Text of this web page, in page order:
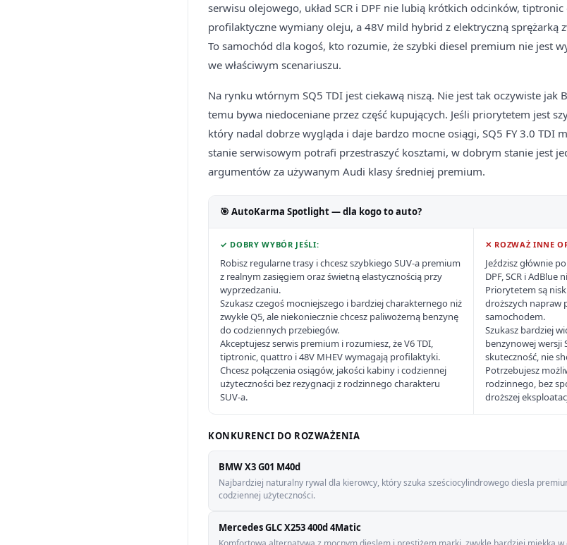
serwisu olejowego, układ SCR i DPF nie lubią krótkich odcinków,
profilaktyczne wymiany oleju, a 48V mild hybrid z elektryczną sprężarką
To samochód dla kogoś, kto rozumie, że szybki diesel premium nie jest
we właściwym scenariuszu.
Na rynku wtórnym SQ5 TDI jest ciekawą niszą. Nie jest tak oczywiste jak
temu bywa niedoceniane przez część kupujących. Jeśli priorytetem jest
który nadal dobrze wygląda i daje bardzo mocne osiągi, SQ5 FY 3.0 TDI
stanie serwisowym potrafi przestraszyć kosztami, w dobrym stanie jest
argumentów za używanym Audi klasy średniej premium.
🎯 AutoKarma Spotlight — dla kogo to auto?
✓ DOBRY WYBÓR JEŚLI:
Robisz regularne trasy i chcesz szybkiego SUV-a premium
z realnym zasięgiem oraz świetną elastycznością przy
wyprzedzaniu.
Szukasz czegoś mocniejszego i bardziej charakternego niż
zwykłe Q5, ale niekoniecznie chcesz paliwożerną benzynę
do codziennych przebiegów.
Akceptujesz serwis premium i rozumiesz, że V6 TDI,
tiptronic, quattro i 48V MHEV wymagają profilaktyki.
Chcesz połączenia osiągów, jakości kabiny i codziennej
użyteczności bez rezygnacji z rodzinnego charakteru
SUV-a.
✕ ROZWAŻ INNE
Jeździsz głównie
DPF, SCR i
Priorytetem są
droższych napraw
samochodem.
Szukasz bardziej
benzynowej wersji
skuteczność, nie
Potrzebujesz
rodzinnego, bez
droższej
KONKURENCI DO ROZWAŻENIA
BMW X3 G01 M40d
Najbardziej naturalny rywal dla kierowcy, który szuka sześciocylindrowego diesla
codziennej użyteczności.
Mercedes GLC X253 400d 4Matic